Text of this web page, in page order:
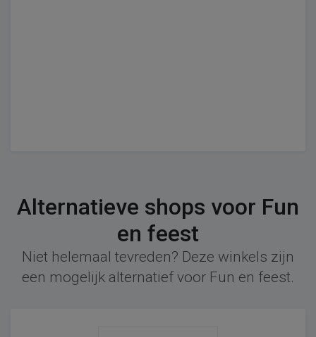
Alternatieve shops voor Fun
en feest
Niet helemaal tevreden? Deze winkels zijn
een mogelijk alternatief voor Fun en feest.